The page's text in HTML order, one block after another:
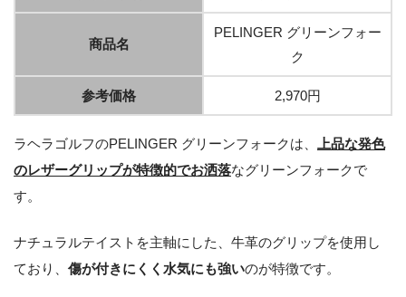
商品名
PELINGER グリーンフォー
ク
参考価格 2,970円
ラヘラゴルフのPELINGER グリーンフォークは、
上品な発色
のレザーグリップが特徴的でお洒落なグリーンフォークで
す。
ナチュラルテイストを主軸にした、牛革のグリップを使用し
ており、 傷が付きにくく水気にも強いのが特徴です。